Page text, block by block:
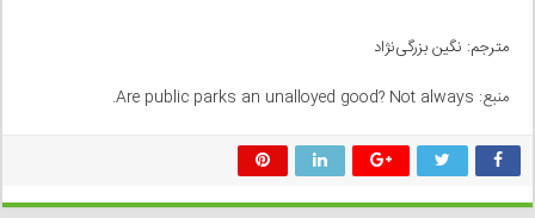
مترجم: نگین بزرگی‌نژاد
منبع: Are public parks an unalloyed good? Not always.